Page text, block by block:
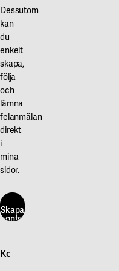
Dessutom
kan
du
enkelt
skapa,
följa
och
lämna
felanmälan
direkt
i
mina
sidor.
Skapa
konto
Kontakta oss